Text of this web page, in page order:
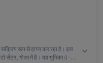
सक्रिय रूप से हायर कर रहा है। इस
सेंटर, गोआ में है। यह भूमिका 0 - 6